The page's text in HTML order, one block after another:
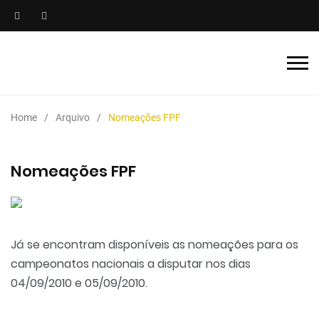
Home Arquivo Nomeações FPF
Nomeações FPF
Já se encontram disponíveis as nomeações para os
campeonatos nacionais a disputar nos dias
04/09/2010 e 05/09/2010.